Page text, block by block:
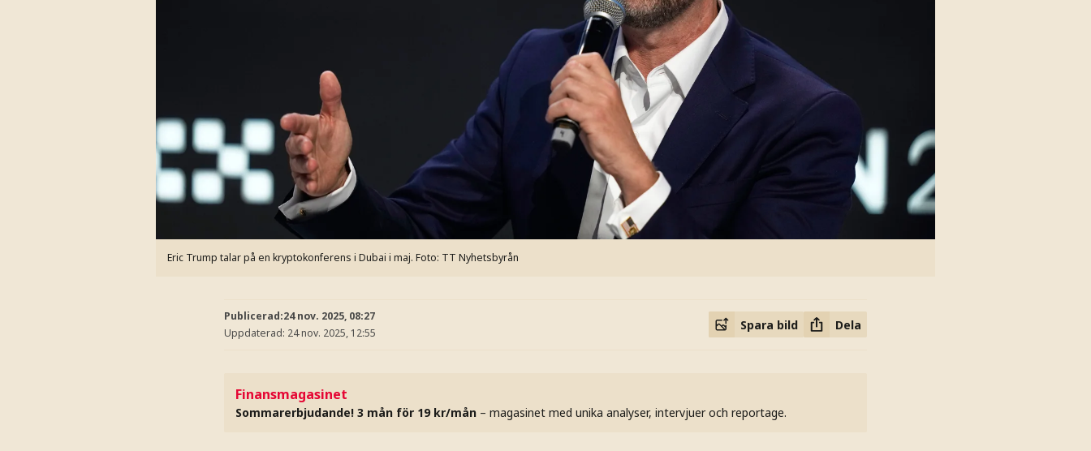
Eric Trump talar på en kryptokonferens i Dubai i maj. Foto: TT Nyhetsbyrån
Publicerad:24 nov. 2025, 08:27
Uppdaterad: 24 nov. 2025, 12:55
Spara bild Dela
Finansmagasinet
Sommarerbjudande! 3 mån för 19 kr/mån – magasinet med unika analyser, intervjuer och reportage.